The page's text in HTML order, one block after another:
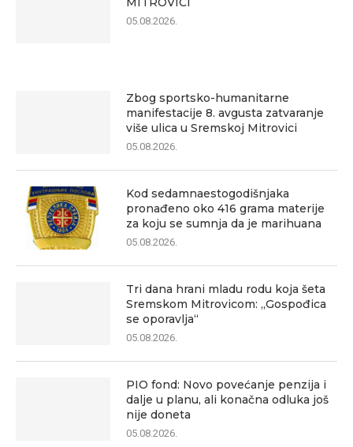
05.08.2026.
Zbog sportsko-humanitarne
manifestacije 8. avgusta zatvaranje
više ulica u Sremskoj Mitrovici
05.08.2026.
Kod sedamnaestogodišnjaka
pronađeno oko 416 grama materije
za koju se sumnja da je marihuana
05.08.2026.
Tri dana hrani mladu rodu koja šeta
Sremskom Mitrovicom: „Gospođica
se oporavlja“
05.08.2026.
PIO fond: Novo povećanje penzija i
dalje u planu, ali konačna odluka još
nije doneta
05.08.2026.